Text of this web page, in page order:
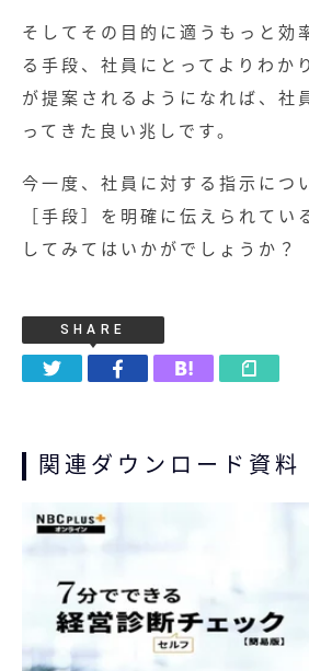
そしてその目的に適うもっと効
る手段、社員にとってよりわか
が提案されるようになれば、社
ってきた良い兆しです。
今一度、社員に対する指示につ
［手段］を明確に伝えられてい
してみてはいかがでしょうか？
SHARE
関連ダウンロード資料